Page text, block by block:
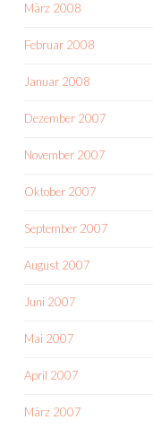
März 2008
Februar 2008
Januar 2008
Dezember 2007
November 2007
Oktober 2007
September 2007
August 2007
Juni 2007
Mai 2007
April 2007
März 2007